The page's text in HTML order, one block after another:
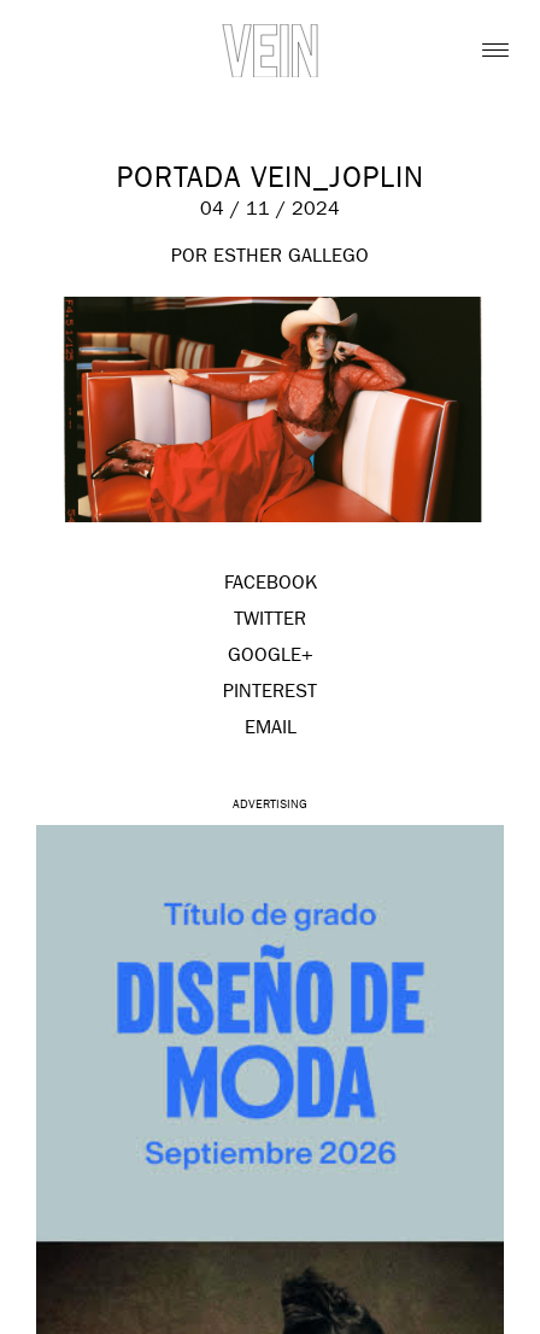
PORTADA VEIN_JOPLIN
04 / 11 / 2024
POR ESTHER GALLEGO
FACEBOOK
TWITTER
GOOGLE+
PINTEREST
EMAIL
ADVERTISING